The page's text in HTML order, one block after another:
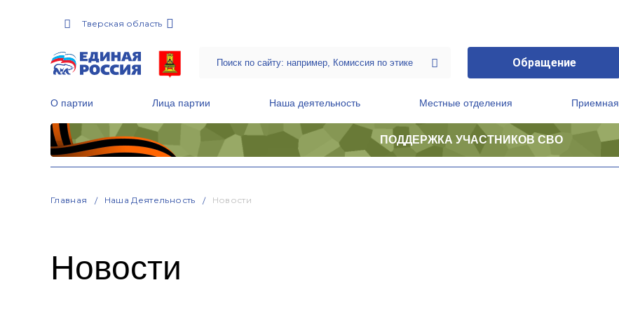
Тверская область
Обращение
О партии Лица партии Наша деятельность Местные отделения Приемная
ПОДДЕРЖКА УЧАСТНИКОВ СВО
Главная Наша Деятельность Новости
Новости